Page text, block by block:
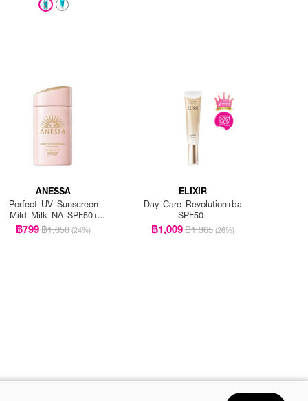
ANESSA
Perfect UV Sunscreen
Mild Milk NA SPF50+
PA++++
฿799฿1,050 (24%)
ELIXIR
Day Care Revolution+ba
SPF50+
฿1,009฿1,365 (26%)